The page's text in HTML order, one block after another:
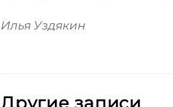
Илья Уздякин
Другие записи